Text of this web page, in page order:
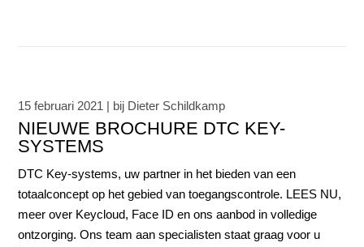
15 februari 2021 | bij Dieter Schildkamp
NIEUWE BROCHURE DTC KEY-
SYSTEMS
DTC Key-systems, uw partner in het bieden van een
totaalconcept op het gebied van toegangscontrole. LEES NU,
meer over Keycloud, Face ID en ons aanbod in volledige
ontzorging. Ons team aan specialisten staat graag voor u